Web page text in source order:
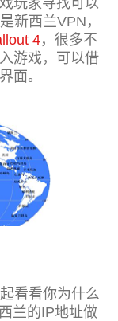
新西兰VPN，
4，很多不
游戏，可以借
面。
看看你为什么
兰的IP地址做